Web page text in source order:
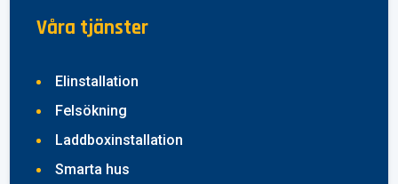
Våra tjänster
Elinstallation
Felsökning
Laddboxinstallation
Smarta hus